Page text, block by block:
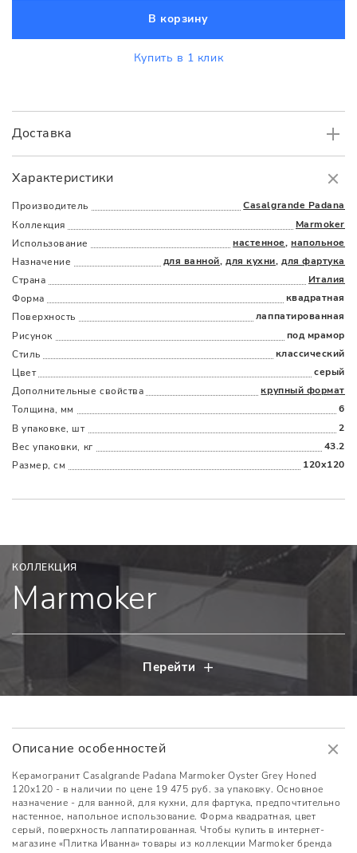
Характеристики
Производитель
Casalgrande Padana
Коллекция
Marmoker
Использование
настенное,напольное
Назначение
для ванной,для кухни,для фартука
Страна
Италия
Форма
квадратная
Поверхность
лаппатированная
Рисунок
под мрамор
Стиль
классический
Цвет
серый
Дополнительные cвойства
крупный формат
Толщина, мм
6
В упаковке, шт
2
Вес упаковки, кг
43.2
Размер, см
120x120
Доставка
Доставка
НаличымиКартойПо счетуДолями
В корзину
Купить в 1 клик
КОЛЛЕКЦИЯ
Marmoker
Перейти
Описание особенностей
Керамогранит Casalgrande Padana Marmoker Oyster Grey Honed
120x120 - в наличии по цене 19 475 руб. за упаковку. Основное
назначение - для ванной, для кухни, для фартука, предпочтительно
настенное, напольное использование. Форма квадратная, цвет
серый, поверхность лаппатированная. Чтобы купить в интернет-
магазине «Плитка Иванна» товары из коллекции Marmoker бренда